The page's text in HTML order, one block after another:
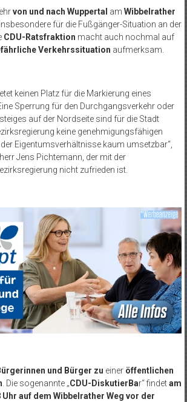
von und nach Wuppertal am Wibbelrather
für die Fußgänger-Situation an der
CDU-Ratsfraktion macht auch nochmal auf
Verkehrssituation aufmerksam.
keinen Platz für die Markierung eines
Sperrung für den Durchgangsverkehr oder
auf der Nordseite sind für die Stadt
keine genehmigungsfähigen
Eigentumsverhältnisse kaum umsetzbar“,
Jens Pichtemann, der mit der
nicht zufrieden ist.
und Bürger zu einer öffentlichen
. Die sogenannte „CDU-DiskutierBar“ findetam
Uhr auf dem Wibbelrather Weg vor der